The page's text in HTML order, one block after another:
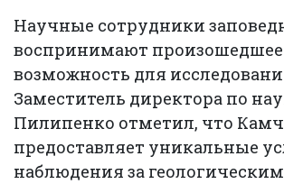
Научные сотрудники
воспринимают произошедшее
возможность для
Заместитель директора по
Пилипенко отметил, что
предоставляет уникальные
наблюдения за